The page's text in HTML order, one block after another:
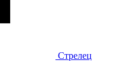
Стрелец